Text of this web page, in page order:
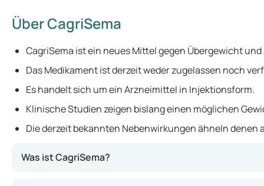
Über CagriSema
CagriSema ist ein neues Mittel gegen Übergewicht
Das Medikament ist derzeit weder zugelassen noch
Es handelt sich um ein Arzneimittel in Injektionsform.
Klinische Studien zeigen bislang einen möglichen
Die derzeit bekannten Nebenwirkungen ähneln denen
Was ist CagriSema?